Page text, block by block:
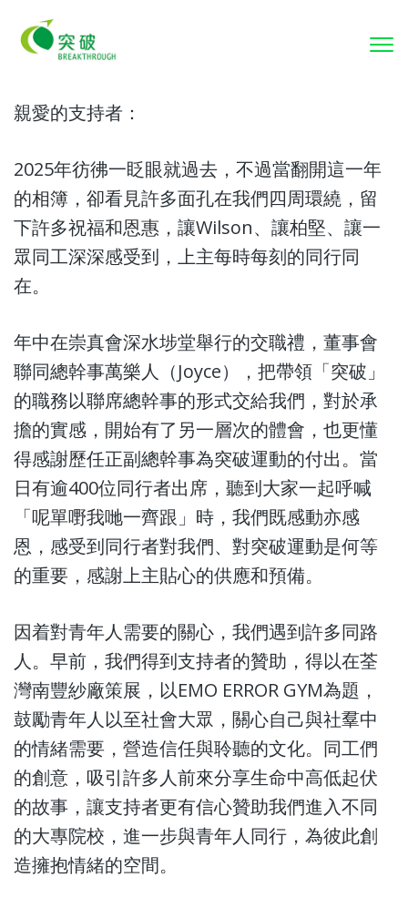
親愛的支持者：
2025年彷彿一眨眼就過去，不過當翻開這一年
的相簿，卻看見許多面孔在我們四周環繞，留
下許多祝福和恩惠，讓Wilson、讓柏堅、讓一
眾同工深深感受到，上主每時每刻的同行同
在。
年中在崇真會深水埗堂舉行的交職禮，董事會
聯同總幹事萬樂人（Joyce），把帶領「突破」
的職務以聯席總幹事的形式交給我們，對於承
擔的實感，開始有了另一層次的體會，也更懂
得感謝歷任正副總幹事為突破運動的付出。當
日有逾400位同行者出席，聽到大家一起呼喊
「呢單嘢我哋一齊跟」時，我們既感動亦感
恩，感受到同行者對我們、對突破運動是何等
的重要，感謝上主貼心的供應和預備。
因着對青年人需要的關心，我們遇到許多同路
人。早前，我們得到支持者的贊助，得以在荃
灣南豐紗廠策展，以EMO ERROR GYM為題，
鼓勵青年人以至社會大眾，關心自己與社羣中
的情緒需要，營造信任與聆聽的文化。同工們
的創意，吸引許多人前來分享生命中高低起伏
的故事，讓支持者更有信心贊助我們進入不同
的大專院校，進一步與青年人同行，為彼此創
造擁抱情緒的空間。